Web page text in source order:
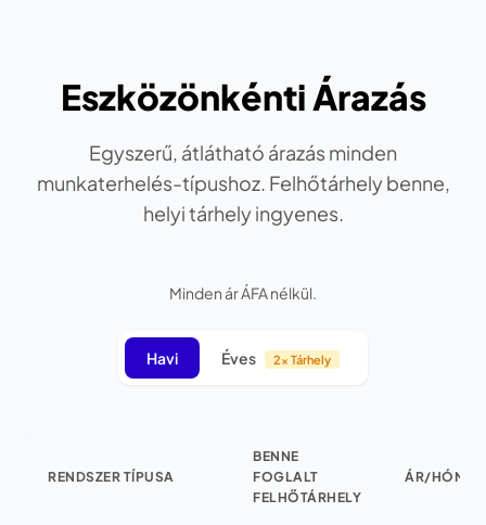
Eszközönkénti Árazás
Egyszerű, átlátható árazás minden
munkaterhelés-típushoz. Felhőtárhely benne,
helyi tárhely ingyenes.
Minden ár ÁFA nélkül.
Havi Éves 2x Tárhely
RENDSZER TÍPUSA
BENNE
FOGLALT
FELHŐTÁRHELY
ÁR/HÓNAP